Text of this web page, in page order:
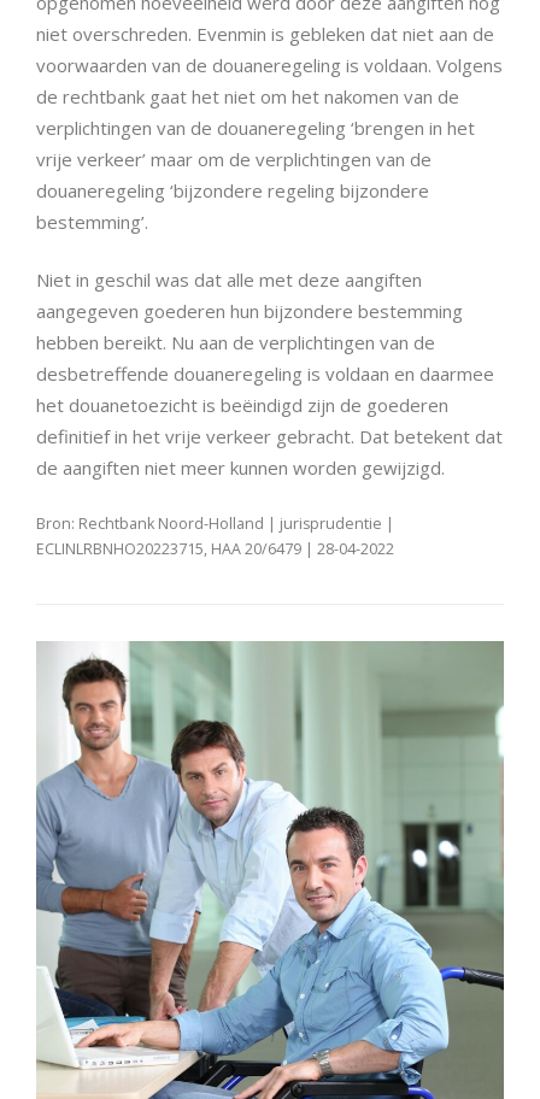
niet overschreden. Evenmin is gebleken dat niet aan de
voorwaarden van de douaneregeling is voldaan. Volgens
de rechtbank gaat het niet om het nakomen van de
verplichtingen van de douaneregeling ‘brengen in het
vrije verkeer’ maar om de verplichtingen van de
douaneregeling ‘bijzondere regeling bijzondere
bestemming’.
Niet in geschil was dat alle met deze aangiften
aangegeven goederen hun bijzondere bestemming
hebben bereikt. Nu aan de verplichtingen van de
desbetreffende douaneregeling is voldaan en daarmee
het douanetoezicht is beëindigd zijn de goederen
definitief in het vrije verkeer gebracht. Dat betekent dat
de aangiften niet meer kunnen worden gewijzigd.
Bron: Rechtbank Noord-Holland | jurisprudentie |
ECLINLRBNHO20223715, HAA 20/6479 | 28-04-2022